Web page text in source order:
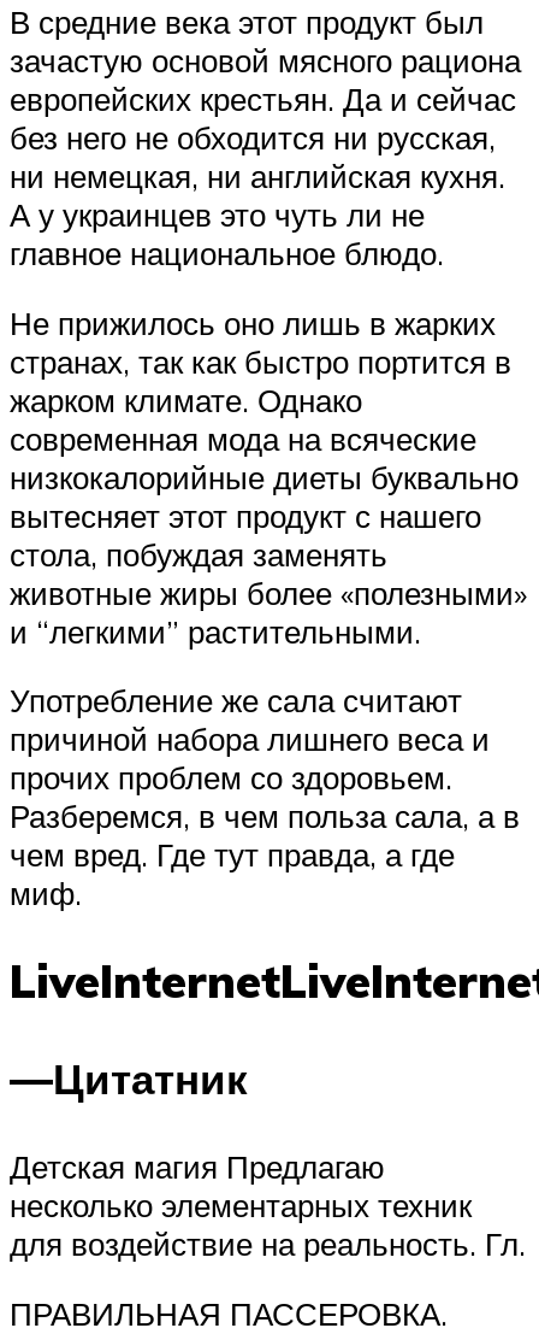
В средние века этот продукт был
зачастую основой мясного рациона
европейских крестьян. Да и сейчас
без него не обходится ни русская,
ни немецкая, ни английская кухня.
А у украинцев это чуть ли не
главное национальное блюдо.
Не прижилось оно лишь в жарких
странах, так как быстро портится в
жарком климате. Однако
современная мода на всяческие
низкокалорийные диеты буквально
вытесняет этот продукт с нашего
стола, побуждая заменять
животные жиры более «полезными»
и “легкими” растительными.
Употребление же сала считают
причиной набора лишнего веса и
прочих проблем со здоровьем.
Разберемся, в чем польза сала, а в
чем вред. Где тут правда, а где
миф.
—Цитатник
Детская магия Предлагаю
несколько элементарных техник
для воздействие на реальность. Гл.
ПРАВИЛЬНАЯ ПАССЕРОВКА.